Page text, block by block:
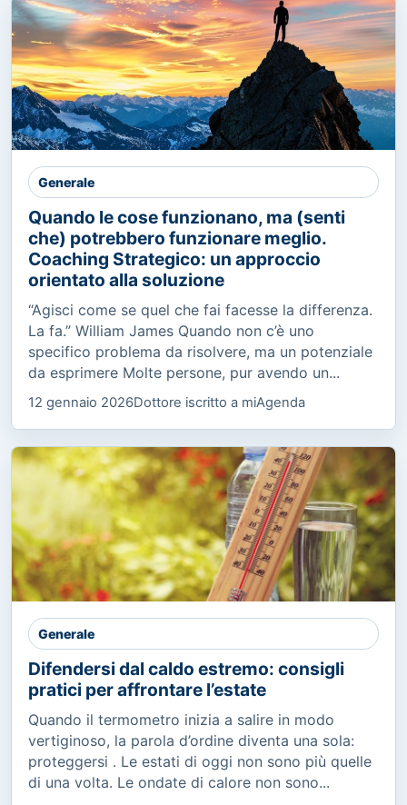
Generale
Quando le cose funzionano, ma (senti
che) potrebbero funzionare meglio.
Coaching Strategico: un approccio
orientato alla soluzione
“Agisci come se quel che fai facesse la differenza.
La fa.” William James Quando non c’è uno
specifico problema da risolvere, ma un potenziale
da esprimere Molte persone, pur avendo un...
12 gennaio 2026Dottore iscritto a miAgenda
Generale
Difendersi dal caldo estremo: consigli
pratici per affrontare l’estate
Quando il termometro inizia a salire in modo
vertiginoso, la parola d’ordine diventa una sola:
proteggersi . Le estati di oggi non sono più quelle
di una volta. Le ondate di calore non sono...